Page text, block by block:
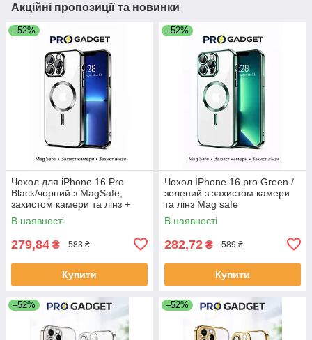
Акційні пропозиції та новинки
–52%
Чохол для iPhone 16 Pro
Black/чорний з MagSafe,
захистом камери та лінз +
mag safe
В наявності
279,84 ₴ 583 ₴
Купити
–52%
Чохол IPhone 16 pro Green /
зелений з захистом камери
та лінз Mag safe
В наявності
282,72 ₴ 589 ₴
Купити
–52% –52%